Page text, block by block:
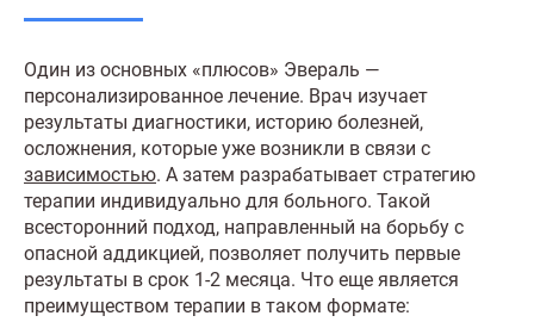
Один из основных «плюсов» Эвераль —
персонализированное лечение. Врач изучает
результаты диагностики, историю болезней,
осложнения, которые уже возникли в связи с
зависимостью. А затем разрабатывает стратегию
терапии индивидуально для больного. Такой
всесторонний подход, направленный на борьбу с
опасной аддикцией, позволяет получить первые
результаты в срок 1-2 месяца. Что еще является
преимуществом терапии в таком формате: